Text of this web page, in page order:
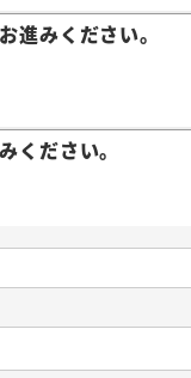
進みください。
ください。